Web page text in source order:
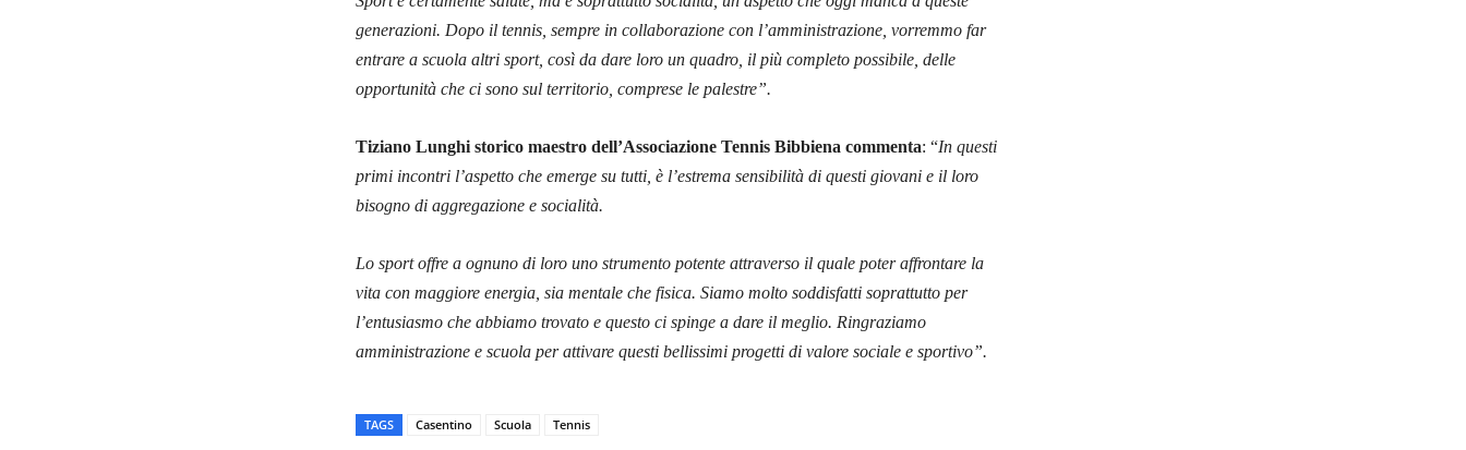
generazioni. Dopo il tennis, sempre in collaborazione con l’amministrazione, vorremmo far
entrare a scuola altri sport, così da dare loro un quadro, il più completo possibile, delle
opportunità che ci sono sul territorio, comprese le palestre”.
Tiziano Lunghi storico maestro dell’Associazione Tennis Bibbiena commenta: “In questi
primi incontri l’aspetto che emerge su tutti, è l’estrema sensibilità di questi giovani e il loro
bisogno di aggregazione e socialità.
Lo sport offre a ognuno di loro uno strumento potente attraverso il quale poter affrontare la
vita con maggiore energia, sia mentale che fisica. Siamo molto soddisfatti soprattutto per
l’entusiasmo che abbiamo trovato e questo ci spinge a dare il meglio. Ringraziamo
amministrazione e scuola per attivare questi bellissimi progetti di valore sociale e sportivo”.
TAGS Casentino Scuola Tennis